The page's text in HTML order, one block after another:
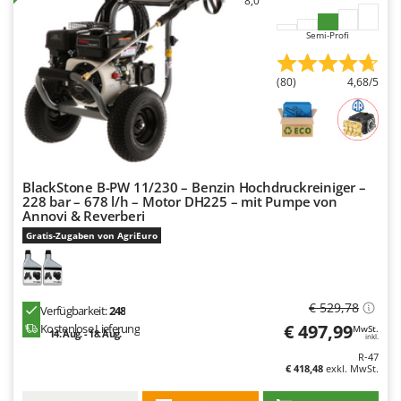
Klimaanlagen – Klimageräte
Knetmaschinen
Knochensägen
Kompressoren - elektrisch
Kompressoren für Ernte und Baumschnitt
Kreiseleggen
Kükenaufzuchtboxen
L
Laderampe aus Aluminium
Laubsauger - Laubbläser
Laubsauger auf Rädern
Luftentfeuchter
Echo
EcoFlow
Edilmark
Effeuno
Einhell
Energy Gruppi
Enotecnica Pillan
Eschenfelder
EuroMech
Eurosystems
Fama Industrie
Semi-Profi
(80) 4,68/5
BlackStone B-PW 11/230 – Benzin Hochdruckreiniger –
228 bar – 678 l/h – Motor DH225 – mit Pumpe von
Annovi & Reverberi
Gratis-Zugaben von AgriEuro
Verfügbarkeit:248
Kostenlose Lieferung
14. Aug. - 18. Aug.
€ 529,78
€ 497,99MwSt.
inkl.
R-47
€ 418,48 exkl. MwSt.